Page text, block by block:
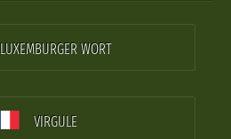
LUXEMBURGER WORT
VIRGULE